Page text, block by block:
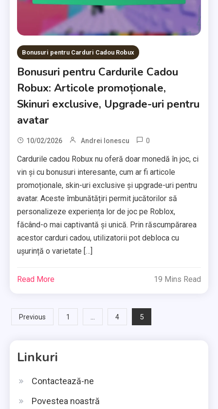
Bonusuri pentru Carduri Cadou Robux
Bonusuri pentru Cardurile Cadou
Robux: Articole promoționale,
Skinuri exclusive, Upgrade-uri pentru
avatar
10/02/2026 Andrei Ionescu 0
Cardurile cadou Robux nu oferă doar monedă în joc, ci
vin și cu bonusuri interesante, cum ar fi articole
promoționale, skin-uri exclusive și upgrade-uri pentru
avatar. Aceste îmbunătățiri permit jucătorilor să
personalizeze experiența lor de joc pe Roblox,
făcând-o mai captivantă și unică. Prin răscumpărarea
acestor carduri cadou, utilizatorii pot debloca cu
ușurință o varietate […]
Read More 19 Mins Read
Posts
Previous 1 … 4 5
Linkuri
Contactează-ne
Povestea noastră